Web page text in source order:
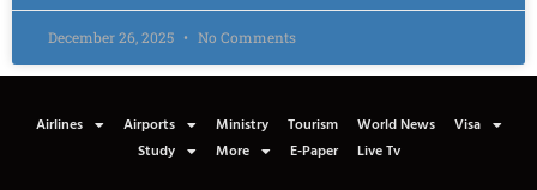
December 26, 2025 No Comments
Airlines Airports Ministry Tourism World News
Visa
Study
More E-Paper Live Tv